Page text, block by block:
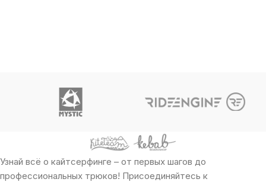
Узнай всё о кайтсерфинге – от первых шагов до
профессиональных трюков! Присоединяйтесь к